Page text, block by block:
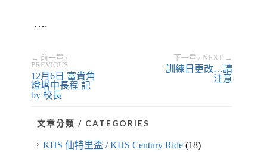
….
← 前一章 /
PREVIOUS
12月6日 富貴角
燈塔中長程 記
by 校長
下一章 / NEXT →
訓練日更改…請
注意
文章分類 / CATEGORIES
KHS 仙特里盃 / KHS Century Ride(18)